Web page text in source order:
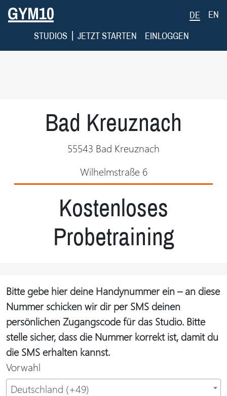
DE
EN
STUDIOS | JETZT STARTEN EINLOGGEN
Bad Kreuznach
55543 Bad Kreuznach
Wilhelmstraße 6
Kostenloses
Probetraining
Bitte gebe hier deine Handynummer ein – an diese
Nummer schicken wir dir per SMS deinen
persönlichen Zugangscode für das Studio. Bitte
stelle sicher, dass die Nummer korrekt ist, damit du
die SMS erhalten kannst.
Vorwahl
Deutschland (+49)